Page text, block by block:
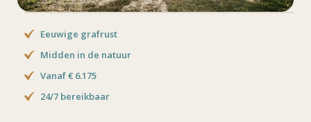
Eeuwige grafrust
Midden in de natuur
Vanaf € 6.175
24/7 bereikbaar